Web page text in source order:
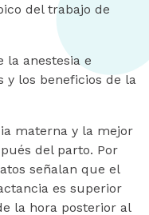
del trabajo de
la anestesia e
y los beneficios de la
materna y la mejor
del parto. Por
señalan que el
es superior
la hora posterior al